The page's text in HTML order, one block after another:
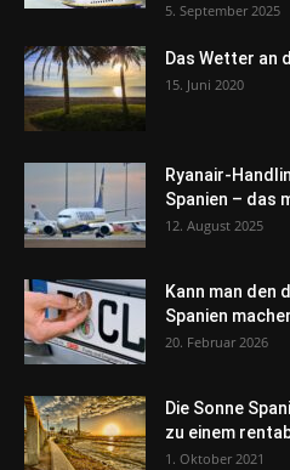
5. September 2025
Das Wetter an
15. Juni 2020
Ryanair-
Spanien – das
12. August 2025
Kann man den
Spanien
20. Februar 2026
Die Sonne
zu einem
1. Oktober 2021